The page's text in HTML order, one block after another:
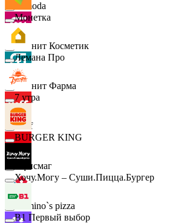
Lamoda
Магнит Косметик
Магнит Фарма
Hoff
Офисмаг
Domino`s pizza
Монетка
Лемана Про
7 утра
BURGER KING
Хочу.Могу – Суши.Пицца.Бургер
B1 Первый выбор